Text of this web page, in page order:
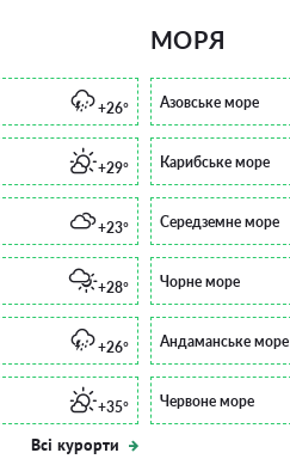
+26°
+29°
+23°
+28°
+26°
+35°
Всі курорти
МОРЯ
Азовське море
Карибське море
Середземне море
Чорне море
Андаманське море
Червоне море